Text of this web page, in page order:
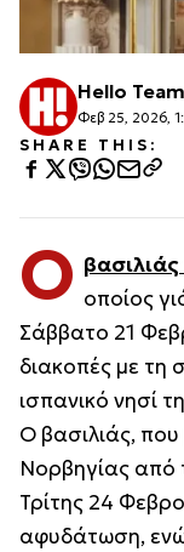
Hello Team
Φεβ 25, 2026,
SHARE THIS:
Ο οποίος
Σάββατο 21
διακοπές με τη
ισπανικό νησί
Ο βασιλιάς,
Νορβηγίας από
Τρίτης 24
αφυδάτωση,